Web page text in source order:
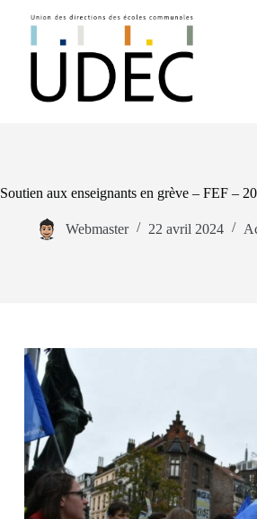
Soutien aux enseignants en grève – FEF –
Webmaster 22 avril 2024